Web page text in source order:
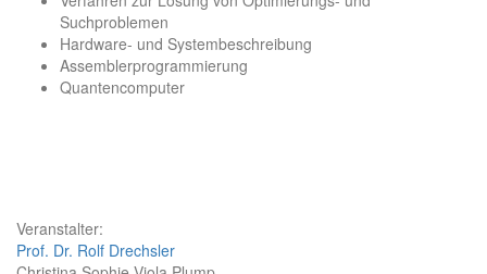
Suchproblemen
Hardware- und Systembeschreibung
Assemblerprogrammierung
Quantencomputer
Veranstalter:
Prof. Dr. Rolf Drechsler